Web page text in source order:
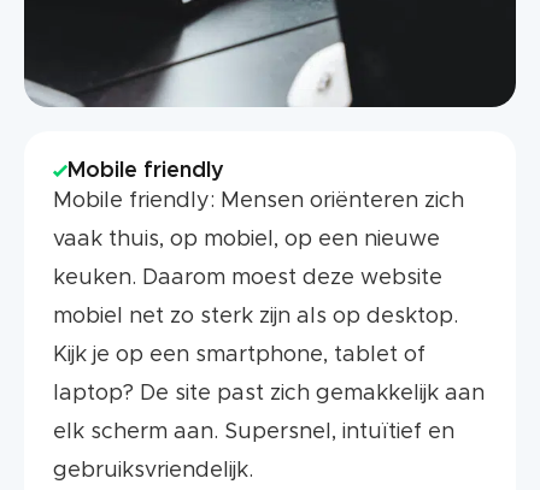
Mobile friendly
Mobile friendly: Mensen oriënteren zich
vaak thuis, op mobiel, op een nieuwe
keuken. Daarom moest deze website
mobiel net zo sterk zijn als op desktop.
Kijk je op een smartphone, tablet of
laptop? De site past zich gemakkelijk aan
elk scherm aan. Supersnel, intuïtief en
gebruiksvriendelijk.